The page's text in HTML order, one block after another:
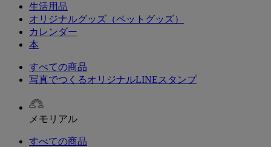
生活用品
オリジナルグッズ（ペットグッズ）
カレンダー
本
すべての商品
写真でつくるオリジナルLINEスタンプ
メモリアル
すべての商品